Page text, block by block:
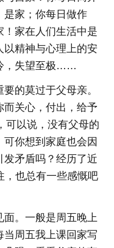
是家；你每日做作
！家在人们生活中是
精神与心理上的安
，失望至极……
的莫过于父母亲。
而关心，付出，给予
可以说，没有父母的
你想到家庭也会因
发矛盾吗？经历了近
，也总有一些感慨吧
。一般是周五晚上
当周五我上课回家写